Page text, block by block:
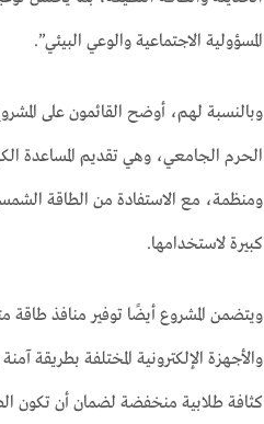
المسؤولية الاجتماعية والوعي البيئي”.
وبالنسبة لهم، أوضح القائمون على
الحرم الجامعي، وهي تقديم المساعدة
ومنظمة، مع الاستفادة من الطاقة
كبيرة لاستخدامها.
والأجهزة الإلكترونية المختلفة بطريقة
كثافة طلابية منخفضة لضمان أن تكون